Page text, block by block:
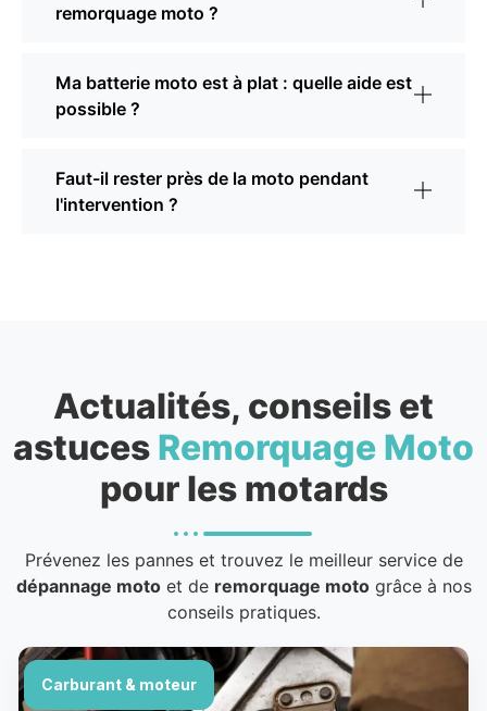
remorquage moto ?
Ma batterie moto est à plat : quelle aide est
possible ?
Faut-il rester près de la moto pendant
l'intervention ?
Actualités, conseils et
astuces Remorquage Moto
pour les motards
Prévenez les pannes et trouvez le meilleur service de
dépannage motoet de remorquage motogrâce à nos
conseils pratiques.
Carburant & moteur